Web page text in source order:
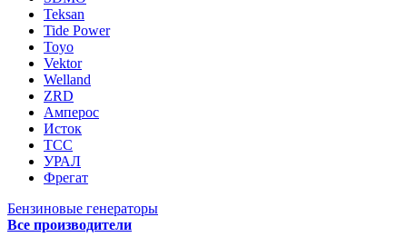
Teksan
Tide Power
Toyo
Vektor
Welland
ZRD
Амперос
Исток
ТСС
УРАЛ
Фрегат
Бензиновые генераторы
Все производители